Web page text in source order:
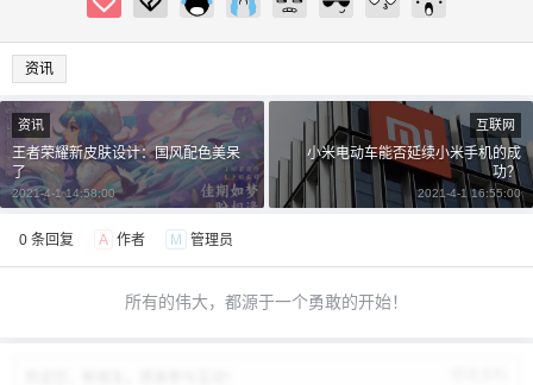
资讯
资讯
王者荣耀新皮肤设计：国风配色美呆
了
2021-4-1 14:58:00
互联网
小米电动车能否延续小米手机的成
功？
2021-4-1 16:55:00
0 条回复 A 作者 M 管理员
所有的伟大，都源于一个勇敢的开始！